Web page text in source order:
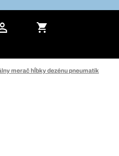
merač hĺbky dezénu pneumatík